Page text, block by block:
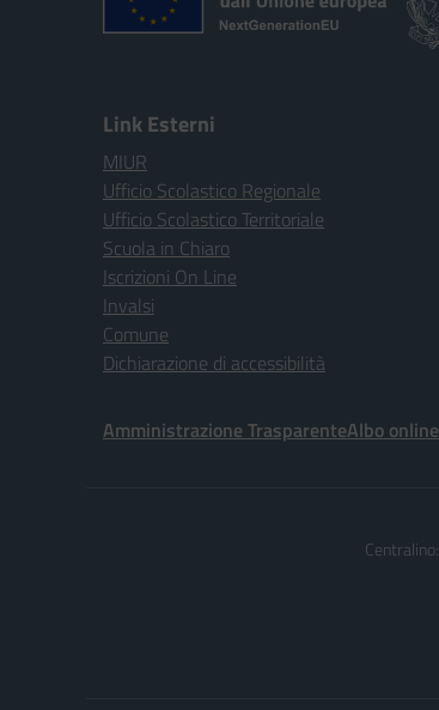
Link Esterni
MIUR
Ufficio Scolastico Regionale
Ufficio Scolastico Territoriale
Scuola in Chiaro
Iscrizioni On Line
Invalsi
Comune
Dichiarazione di accessibilità
Amministrazione TrasparenteAlbo online
Centralino: